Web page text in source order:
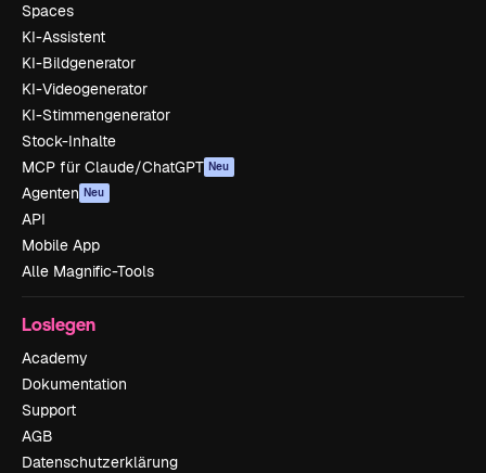
Spaces
KI-Assistent
KI-Bildgenerator
KI-Videogenerator
KI-Stimmengenerator
Stock-Inhalte
MCP für Claude/ChatGPT Neu
Agenten Neu
API
Mobile App
Alle Magnific-Tools
Loslegen
Academy
Dokumentation
Support
AGB
Datenschutzerklärung